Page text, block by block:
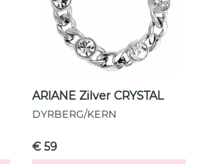
ARIANE Zilver CRYSTAL
DYRBERG/KERN
€ 59